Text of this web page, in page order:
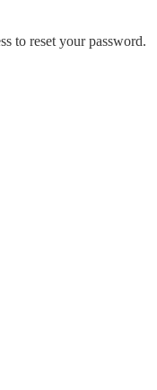
to reset your password.